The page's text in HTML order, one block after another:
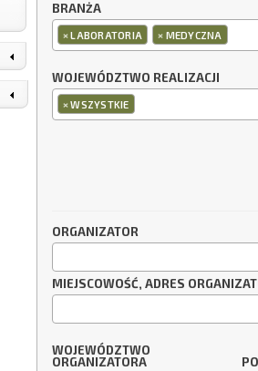
BRANŻA
×LABORATORIA × MEDYCZNA
WOJEWÓDZTWO REALIZACJI
×WSZYSTKIE
ORGANIZATOR
MIEJSCOWOŚĆ, ADRES
WOJEWÓDZTWO
ORGANIZATORA